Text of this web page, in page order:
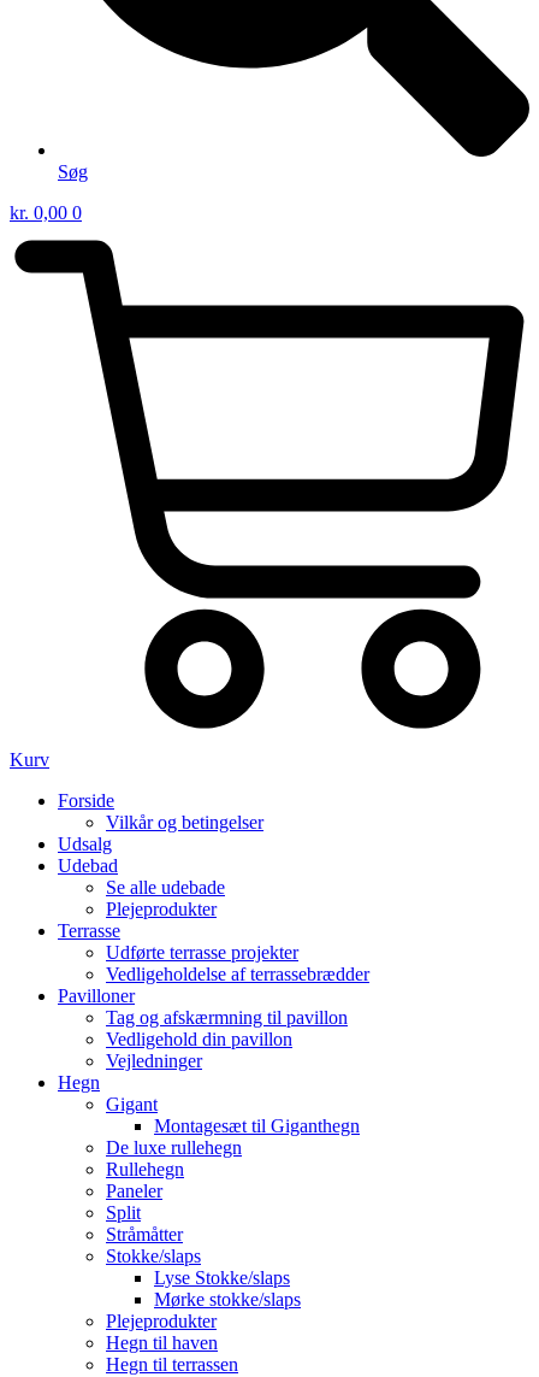
Søg
kr. 0,00 0
Kurv
Forside
Vilkår og betingelser
Udsalg
Udebad
Se alle udebade
Plejeprodukter
Terrasse
Udførte terrasse projekter
Vedligeholdelse af terrassebrædder
Pavilloner
Tag og afskærmning til pavillon
Vedligehold din pavillon
Vejledninger
Hegn
Gigant
Montagesæt til Giganthegn
De luxe rullehegn
Rullehegn
Paneler
Split
Stråmåtter
Stokke/slaps
Lyse Stokke/slaps
Mørke stokke/slaps
Plejeprodukter
Hegn til haven
Hegn til terrassen